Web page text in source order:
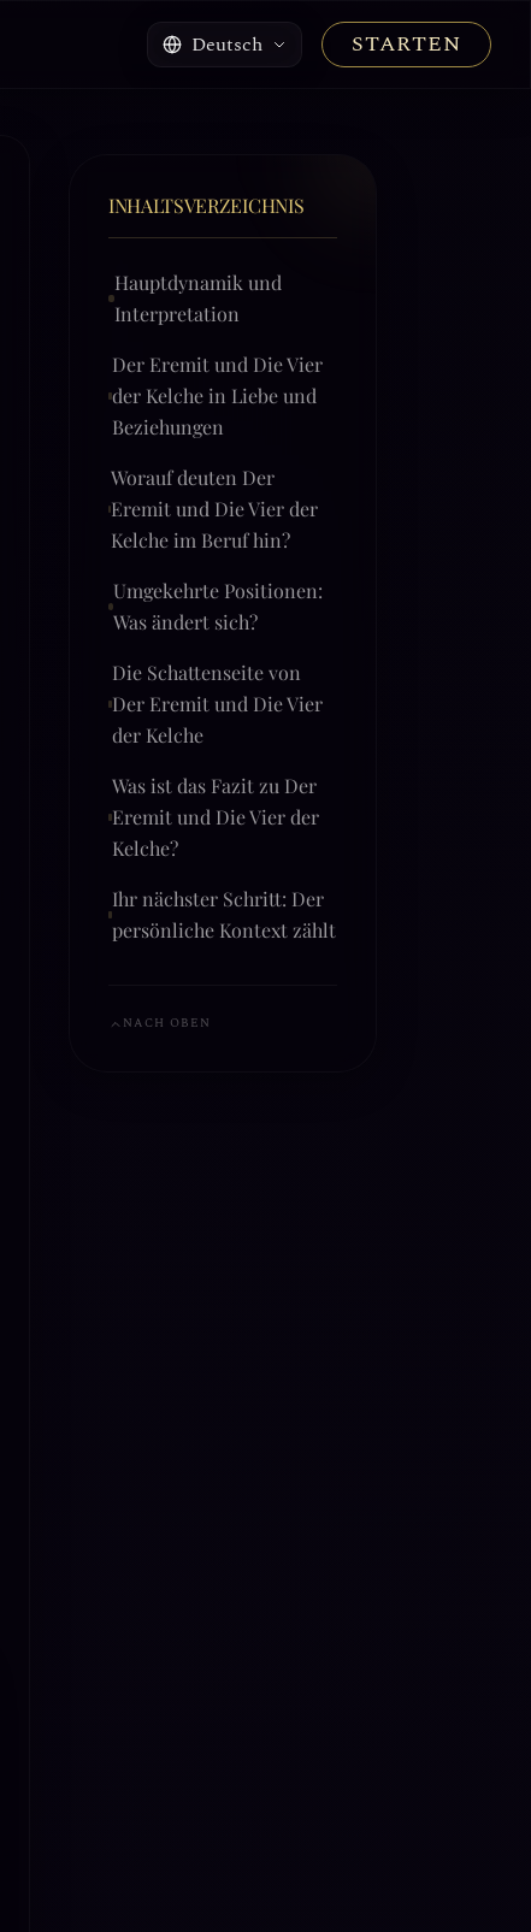
Deutsch STARTEN
Interpretation
der Kelche in Liebe und
Beziehungen
Eremit und Die Vier der
Kelche im Beruf hin?
Was ändert sich?
Der Eremit und Die Vier
der Kelche
Eremit und Die Vier der
Kelche?
persönliche Kontext zählt